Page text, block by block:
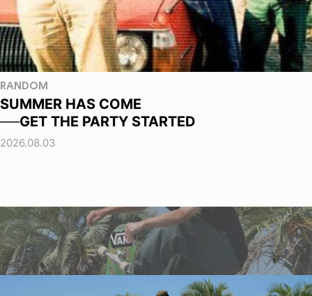
RANDOM
SUMMER HAS COME
──GET THE PARTY STARTED
2026.08.03